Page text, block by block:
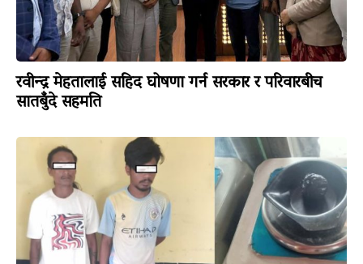
रवीन्द्र मेहतालाई सहिद घोषणा गर्न सरकार र परिवारबीच
सातबुँदे सहमति